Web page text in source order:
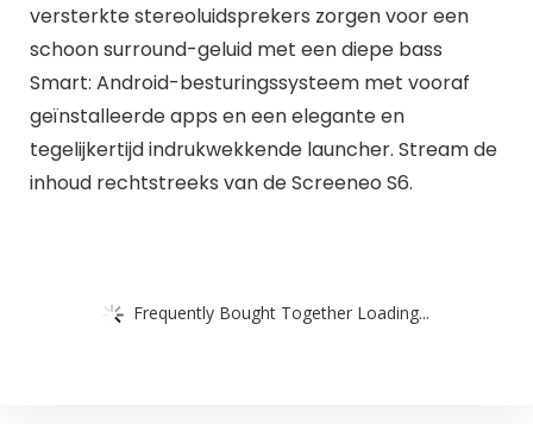
versterkte stereoluidsprekers zorgen voor een
schoon surround-geluid met een diepe bass
Smart: Android-besturingssysteem met vooraf
geïnstalleerde apps en een elegante en
tegelijkertijd indrukwekkende launcher. Stream de
inhoud rechtstreeks van de Screeneo S6.
Frequently Bought Together Loading...